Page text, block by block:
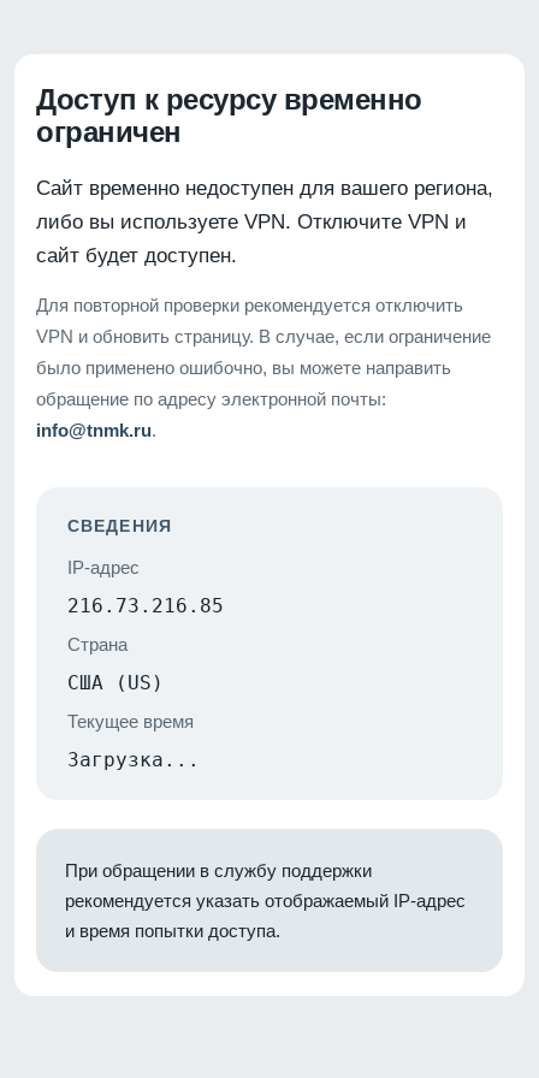
Доступ к ресурсу временно
ограничен
Сайт временно недоступен для вашего региона,
либо вы используете VPN. Отключите VPN и
сайт будет доступен.
Для повторной проверки рекомендуется отключить
VPN и обновить страницу. В случае, если ограничение
было применено ошибочно, вы можете направить
обращение по адресу электронной почты:
info@tnmk.ru.
СВЕДЕНИЯ
IP-адрес
216.73.216.85
Страна
США (US)
Текущее время
Загрузка...
При обращении в службу поддержки
рекомендуется указать отображаемый IP-адрес
и время попытки доступа.